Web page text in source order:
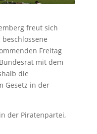
freut sich
Freitag
mit dem
die
Gesetz in der
der Piratenpartei,